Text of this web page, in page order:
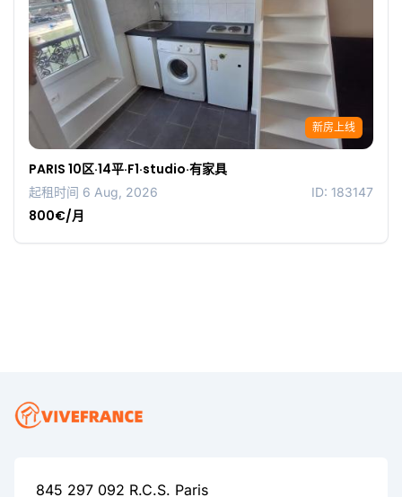
新房上线
PARIS 10区·14平·F1·studio·有家具
起租时间 6 Aug, 2026 ID: 183147
800€/月
845 297 092 R.C.S. Paris